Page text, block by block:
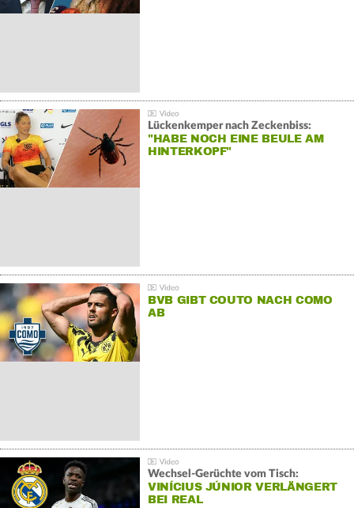
Lückenkemper nach Zeckenbiss:
"HABE NOCH EINE BEULE AM
HINTERKOPF"
BVB GIBT COUTO NACH COMO
AB
Wechsel-Gerüchte vom Tisch:
VINÍCIUS JÚNIOR VERLÄNGERT
BEI REAL